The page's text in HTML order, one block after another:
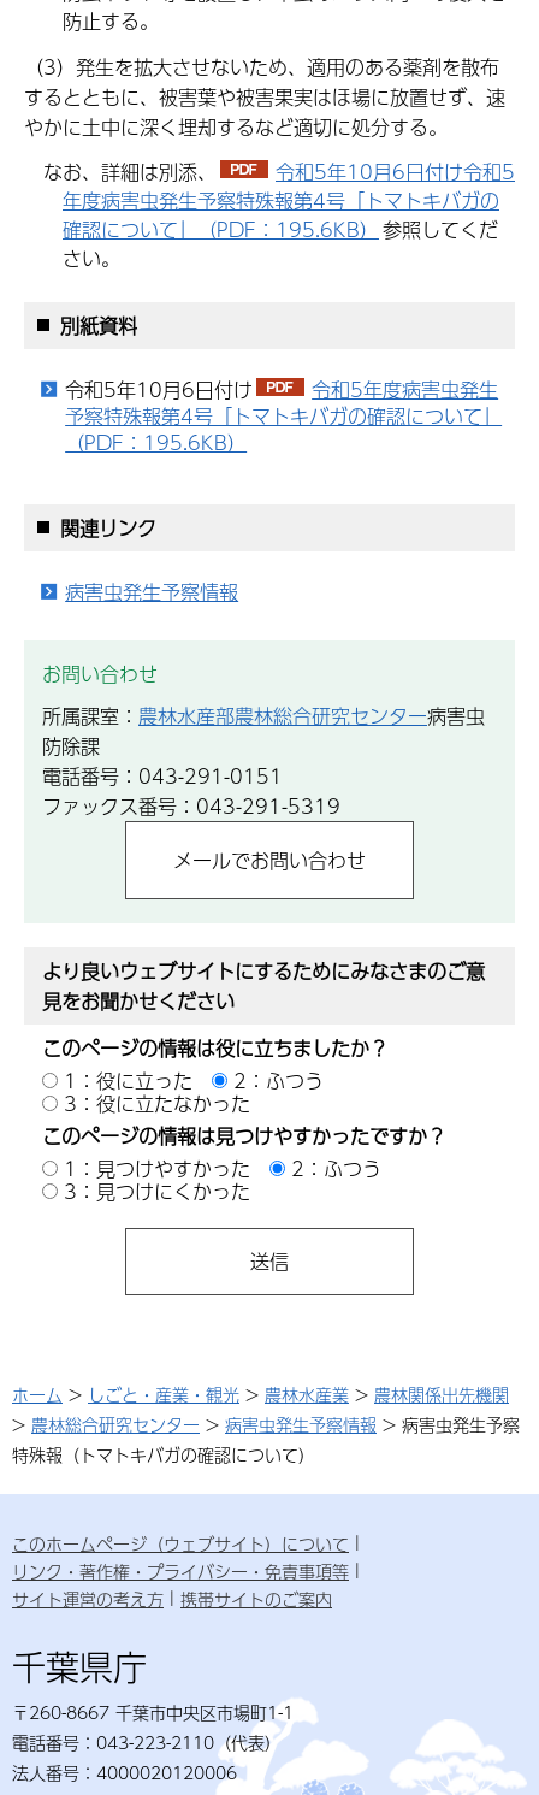
防止する。
（3）発生を拡大させないため、適用のある薬剤を散布
するとともに、被害葉や被害果実はほ場に放置せず、速
やかに土中に深く埋却するなど適切に処分する。
なお、詳細は別添、
令和5年10月6日付け令和5
年度病害虫発生予察特殊報第4号「トマトキバガの
確認について」（PDF：195.6KB） 参照してくだ
さい。
別紙資料
令和5年10月6日付け
令和5年度病害虫発生
予察特殊報第4号「トマトキバガの確認について」
（PDF：195.6KB）
関連リンク
病害虫発生予察情報
お問い合わせ
所属課室： 農林水産部農林総合研究センター病害虫
防除課
電話番号：043-291-0151
ファックス番号：043-291-5319
より良いウェブサイトにするためにみなさまのご意
見をお聞かせください
このページの情報は役に立ちましたか？
1：役に立った
2：ふつう
3：役に立たなかった
このページの情報は見つけやすかったですか？
1：見つけやすかった
2：ふつう
3：見つけにくかった
ホーム > しごと・産業・観光 > 農林水産業 > 農林関係出先機関
> 農林総合研究センター > 病害虫発生予察情報 > 病害虫発生予察
特殊報（トマトキバガの確認について）
このホームページ（ウェブサイト）について
リンク・著作権・プライバシー・免責事項等
サイト運営の考え方
携帯サイトのご案内
千葉県庁
〒260-8667 千葉市中央区市場町1-1
電話番号：043-223-2110（代表）
法人番号：4000020120006